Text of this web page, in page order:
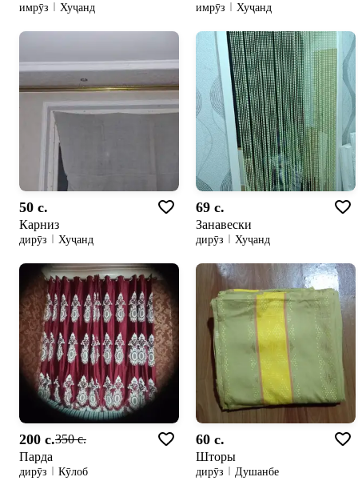
имрӯз Хуҷанд имрӯз Хуҷанд
50 c.
Карниз
дирӯз Хуҷанд
69 c.
Занавески
дирӯз Хуҷанд
200 c.350 c.
Парда
дирӯз Кӯлоб
60 c.
Шторы
дирӯз Душанбе